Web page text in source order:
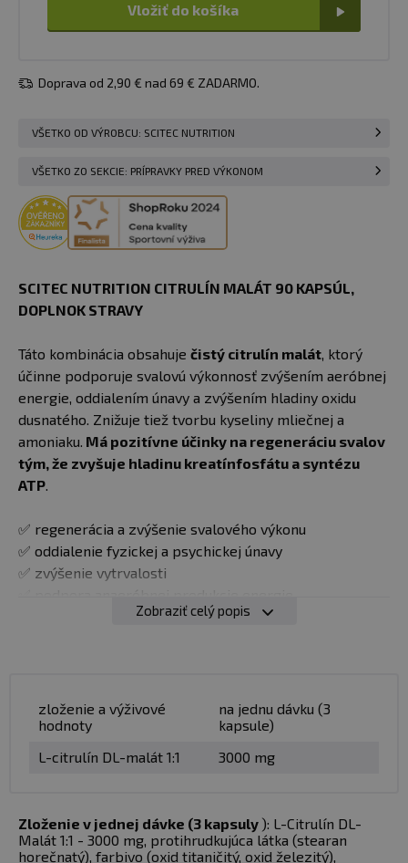
Vložiť do košíka
Doprava od 2,90 € nad 69 € ZADARMO.
VŠETKO OD VÝROBCU: SCITEC NUTRITION
VŠETKO ZO SEKCIE: PRÍPRAVKY PRED VÝKONOM
SCITEC NUTRITION CITRULÍN MALÁT 90 KAPSÚL,
DOPLNOK STRAVY
Táto kombinácia obsahuje čistý citrulín malát, ktorý
účinne podporuje svalovú výkonnosť zvýšením aeróbnej
energie, oddialením únavy a zvýšením hladiny oxidu
dusnatého. Znižuje tiež tvorbu kyseliny mliečnej a
amoniaku. Má pozitívne účinky na regeneráciu svalov
tým, že zvyšuje hladinu kreatínfosfátu a syntézu
ATP.
✅ regenerácia a zvýšenie svalového výkonu
✅ oddialenie fyzickej a psychickej únavy
✅ zvýšenie vytrvalosti
✅ tabletová forma
energie a odďaľuje únavu.
Znižuje hromadenie
amoniaku a kyseliny mliečnej, urýchľuje regeneráciu
svalov opakovanou syntézou kreatínfosfátu a ATP.
Citrulín malát tiež zvyšuje hladinu arginínu v tele,
ako prekurzor pri tvorbe oxidu dusnatého (NO), ktorý je
zodpovedný za extrémne napumpovanie a intenzívny
transport kyslíka a živín vo svaloch.
Zobraziť celý popis
zloženie a výživové
hodnoty
na jednu dávku (3
kapsule)
L-citrulín DL-malát 1:1
3000 mg
Zloženie v jednej dávke (3 kapsuly ): L-Citrulín DL-
Malát 1:1 - 3000 mg, protihrudkujúca látka (stearan
horečnatý), farbivo (oxid titaničitý, oxid železitý),